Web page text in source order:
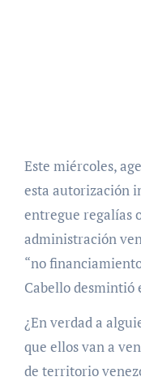
Este miércoles,
esta autorización
entregue regalías
administración
“no
Cabello desmintió
¿En verdad a
que ellos van a
de territorio